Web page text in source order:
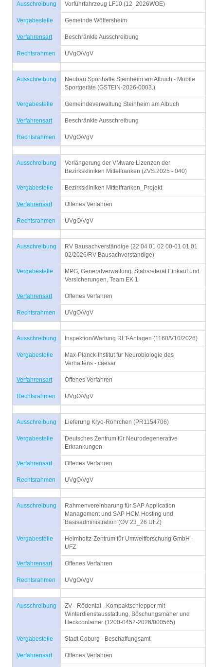
Ausschreibung Vorführfahrzeug LF10 (12_2026WOE)
Vergabestelle Gemeinde Wölfersheim
Verfahrensart Beschränkte Ausschreibung
Rechtsrahmen UVgO/VgV
Ausschreibung
Neubau Sporthalle Steinheim am Albuch - Mobile
Sportgeräte (GSTEIN-2026-0003.)
Vergabestelle Gemeindeverwaltung Steinheim am Albuch
Verfahrensart Beschränkte Ausschreibung
Rechtsrahmen UVgO/VgV
Ausschreibung
Verlängerung der VMware Lizenzen der
Bezirkskliniken Mittelfranken (ZVS.2025 - 040)
Vergabestelle Bezirkskliniken Mittelfranken_Projekt
Verfahrensart Offenes Verfahren
Rechtsrahmen UVgO/VgV
Ausschreibung
RV Bausachverständige (22 04 01 02 00-01 01 01
02/2026/RV Bausachverständige)
Vergabestelle
MPG, Generalverwaltung, Stabsreferat Einkauf und
Versicherungen, Team EK 1
Verfahrensart Offenes Verfahren
Rechtsrahmen UVgO/VgV
Ausschreibung Inspektion/Wartung RLT-Anlagen (1160/V10/2026)
Vergabestelle
Max-Planck-Institut für Neurobiologie des
Verhaltens - caesar
Verfahrensart Offenes Verfahren
Rechtsrahmen UVgO/VgV
Ausschreibung Lieferung Kryo-Röhrchen (PR1154706)
Vergabestelle
Deutsches Zentrum für Neurodegenerative
Erkrankungen
Verfahrensart Offenes Verfahren
Rechtsrahmen UVgO/VgV
Ausschreibung
Rahmenvereinbarung für SAP Application
Management und SAP HCM Hosting und
Basisadministration (OV 23_26 UFZ)
Vergabestelle
Helmholtz-Zentrum für Umweltforschung GmbH -
UFZ
Verfahrensart Offenes Verfahren
Rechtsrahmen UVgO/VgV
Ausschreibung
ZV - Rödental - Kompaktschlepper mit
Winterdienstausstattung, Böschungsmäher und
Heckcontainer (1200-0452-2026/000565)
Vergabestelle Stadt Coburg - Beschaffungsamt
Verfahrensart Offenes Verfahren